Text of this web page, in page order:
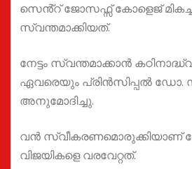
സെൻ്റ് ജോസഫ്സ് കോളെജ് മികച്ച
സ്വന്തമാക്കിയത്.
നേട്ടം സ്വന്തമാക്കാൻ
ഏവരെയും പ്രിൻസിപ്പൽ ഡോ.
അനുമോദിച്ചു.
വൻ സ്വീകരണമൊരുക്കിയാണ്
വിജയികളെ വരവേറ്റത്.